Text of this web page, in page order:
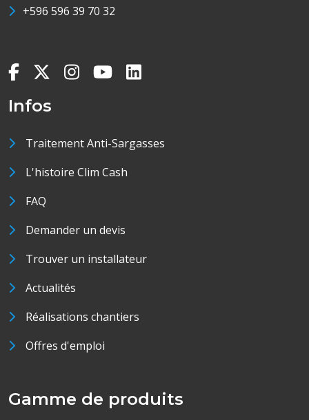
+596 596 39 70 32
Infos
Traitement Anti-Sargasses
L'histoire Clim Cash
FAQ
Demander un devis
Trouver un installateur
Actualités
Réalisations chantiers
Offres d'emploi
Gamme de produits